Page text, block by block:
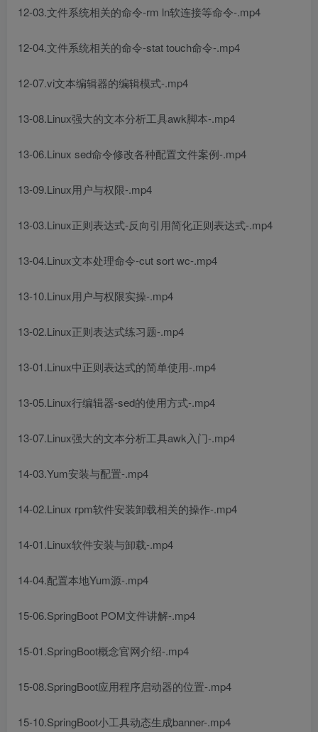
12-03.文件系统相关的命令-rm ln软连接等命令-.mp4
12-04.文件系统相关的命令-stat touch命令-.mp4
12-07.vi文本编辑器的编辑模式-.mp4
13-08.Linux强大的文本分析工具awk脚本-.mp4
13-06.Linux sed命令修改各种配置文件案例-.mp4
13-09.Linux用户与权限-.mp4
13-03.Linux正则表达式-反向引用简化正则表达式-.mp4
13-04.Linux文本处理命令-cut sort wc-.mp4
13-10.Linux用户与权限实操-.mp4
13-02.Linux正则表达式练习题-.mp4
13-01.Linux中正则表达式的简单使用-.mp4
13-05.Linux行编辑器-sed的使用方式-.mp4
13-07.Linux强大的文本分析工具awk入门-.mp4
14-03.Yum安装与配置-.mp4
14-02.Linux rpm软件安装卸载相关的操作-.mp4
14-01.Linux软件安装与卸载-.mp4
14-04.配置本地Yum源-.mp4
15-06.SpringBoot POM文件讲解-.mp4
15-01.SpringBoot概念官网介绍-.mp4
15-08.SpringBoot应用程序启动器的位置-.mp4
15-10.SpringBoot小工具动态生成banner-.mp4